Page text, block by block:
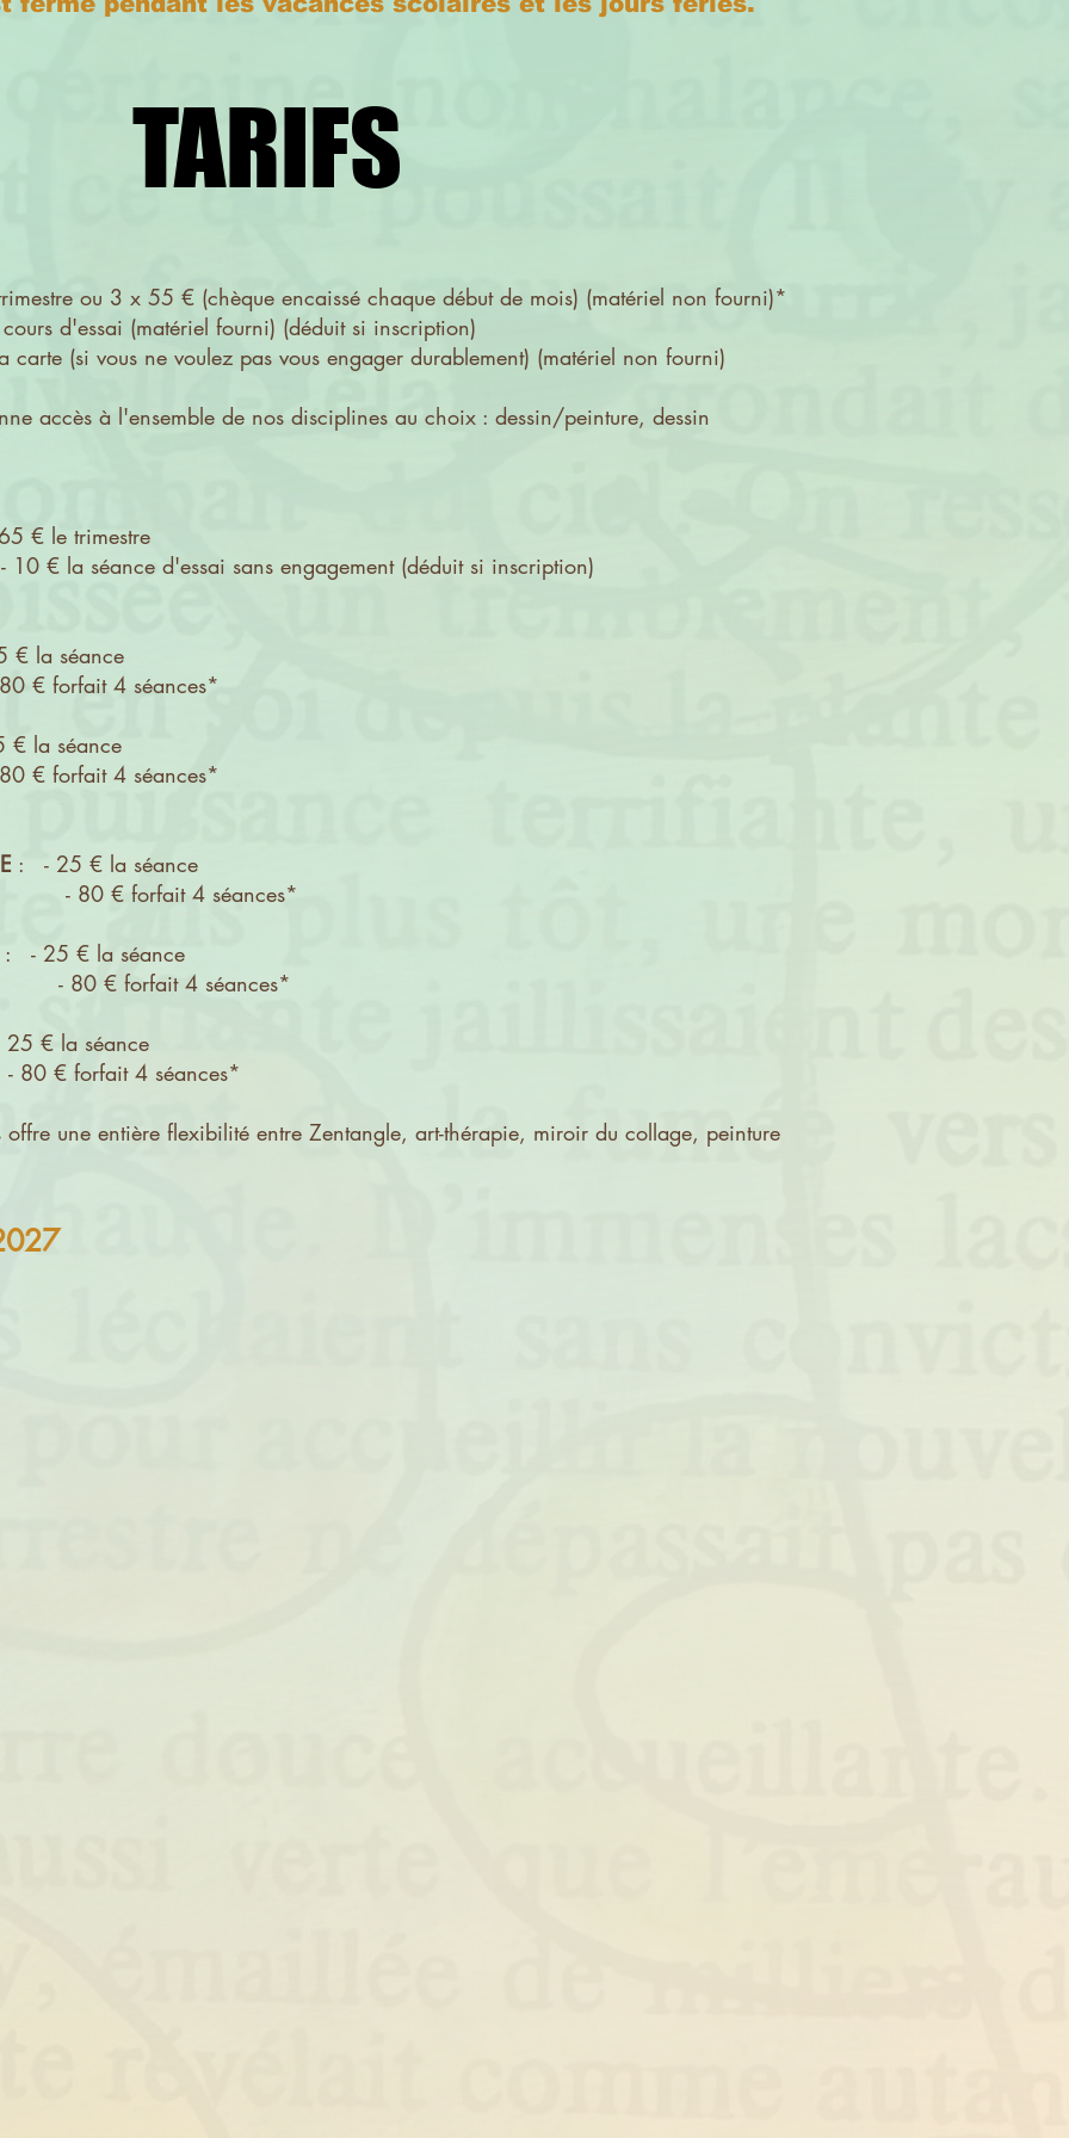
TARIFS
TARIFS
ou 3 x 55 € (chèque encaissé chaque début de mois) (matériel non fourni)*
fourni) (déduit si inscription)
voulez pas vous engager durablement) (matériel non fourni)
accès à l'ensemble de nos disciplines au choix : dessin/peinture, dessin
€ le trimestre
sans engagement (déduit si inscription)
la séance
séances*
la séance
séances*
: - 25 € la séance
4 séances*
: - 25 € la séance
4 séances*
€ la séance
séances*
une entière flexibilité entre Zentangle, art-thérapie, miroir du collage, peinture